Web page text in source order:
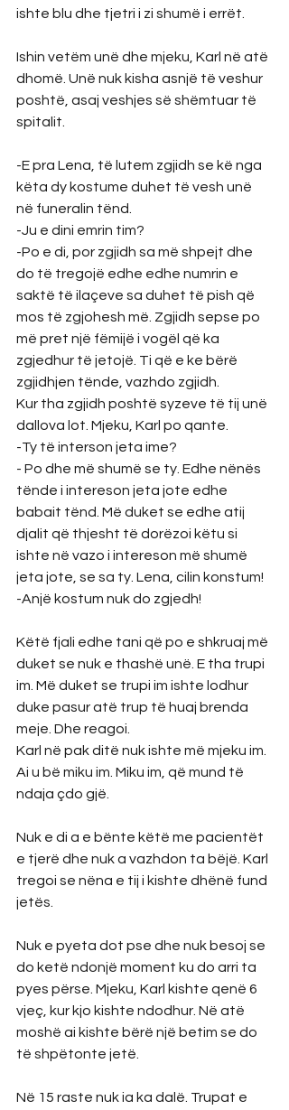
ishte blu dhe tjetri i zi shumë i errët.
Ishin vetëm unë dhe mjeku, Karl në atë
dhomë. Unë nuk kisha asnjë të veshur
poshtë, asaj veshjes së shëmtuar të
spitalit.
-E pra Lena, të lutem zgjidh se kë nga
këta dy kostume duhet të vesh unë
në funeralin tënd.
-Ju e dini emrin tim?
-Po e di, por zgjidh sa më shpejt dhe
do të tregojë edhe edhe numrin e
saktë të ilaçeve sa duhet të pish që
mos të zgjohesh më. Zgjidh sepse po
më pret një fëmijë i vogël që ka
zgjedhur të jetojë. Ti që e ke bërë
zgjidhjen tënde, vazhdo zgjidh.
Kur tha zgjidh poshtë syzeve të tij unë
dallova lot. Mjeku, Karl po qante.
-Ty të interson jeta ime?
- Po dhe më shumë se ty. Edhe nënës
tënde i intereson jeta jote edhe
babait tënd. Më duket se edhe atij
djalit që thjesht të dorëzoi këtu si
ishte në vazo i intereson më shumë
jeta jote, se sa ty. Lena, cilin konstum!
-Anjë kostum nuk do zgjedh!
Këtë fjali edhe tani që po e shkruaj më
duket se nuk e thashë unë. E tha trupi
im. Më duket se trupi im ishte lodhur
duke pasur atë trup të huaj brenda
meje. Dhe reagoi.
Karl në pak ditë nuk ishte më mjeku im.
Ai u bë miku im. Miku im, që mund të
ndaja çdo gjë.
Nuk e di a e bënte këtë me pacientët
e tjerë dhe nuk a vazhdon ta bëjë. Karl
tregoi se nëna e tij i kishte dhënë fund
jetës.
Nuk e pyeta dot pse dhe nuk besoj se
do ketë ndonjë moment ku do arri ta
pyes përse. Mjeku, Karl kishte qenë 6
vjeç, kur kjo kishte ndodhur. Në atë
moshë ai kishte bërë një betim se do
të shpëtonte jetë.
Në 15 raste nuk ia ka dalë. Trupat e